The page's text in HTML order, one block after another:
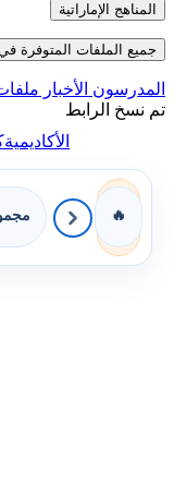
المناهج الإماراتية
جميع الملفات المتوفرة في
المدرسون الأخبار
تم نسخ الرابط
الأكاديمية
🔥